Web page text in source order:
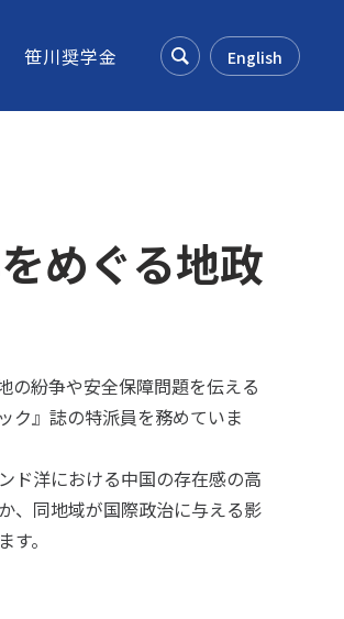
English
笹川奨学金
めぐる地政
の紛争や安全保障問題を伝える
ク』誌の特派員を務めていま
ド洋における中国の存在感の高
、同地域が国際政治に与える影
。